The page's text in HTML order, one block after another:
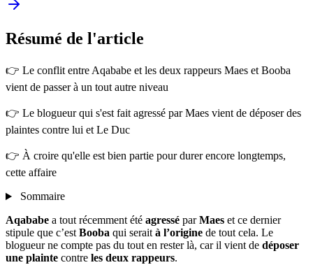
Résumé de l'article
👉 Le conflit entre Aqababe et les deux rappeurs Maes et Booba
vient de passer à un tout autre niveau
👉 Le blogueur qui s'est fait agressé par Maes vient de déposer des
plaintes contre lui et Le Duc
👉 À croire qu'elle est bien partie pour durer encore longtemps,
cette affaire
Sommaire
Aqababe a tout récemment été agressé parMaes et ce dernier
stipule que c’est Booba qui serait à l’origine de tout cela. Le
blogueur ne compte pas du tout en rester là, car il vient de déposer
une plainte contre les deux rappeurs.